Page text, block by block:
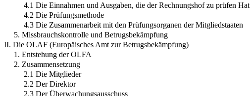
4.1 Die Einnahmen und Ausgaben, die der Rechnungshof zu prüfen Hat
4.2 Die Prüfungsmethode
4.3 Die Zusammenarbeit mit den Prüfungsorganen der Mitgliedstaaten
5. Missbrauchskontrolle und Betrugsbekämpfung
II. Die OLAF (Europäisches Amt zur Betrugsbekämpfung)
1. Entstehung der OLFA
2. Zusammensetzung
2.1 Die Mitglieder
2.2 Der Direktor
2.3 Der Überwachungsausschuss